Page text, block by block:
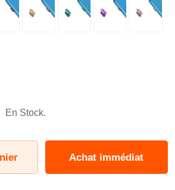
En Stock.
Achat immédiat